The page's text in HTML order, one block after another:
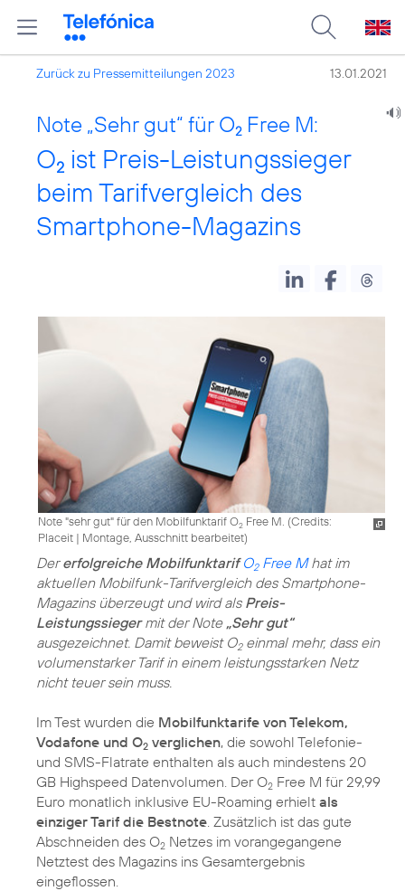
Zurück zu Pressemitteilungen 2023 13.01.2021
Note „Sehr gut“ für O2 Free M:
O2 ist Preis-Leistungssieger
beim Tarifvergleich des
Smartphone-Magazins
Note "sehr gut" für den Mobilfunktarif O2 Free M. (Credits:
Placeit | Montage, Ausschnitt bearbeitet)
Dererfolgreiche Mobilfunktarif O2Free Mhat im
aktuellen Mobilfunk-Tarifvergleich des Smartphone-
Magazins überzeugt und wird als Preis-
Leistungssiegermit der Note „Sehr gut“
ausgezeichnet. Damit beweist O2einmal mehr, dass ein
volumenstarker Tarif in einem leistungsstarken Netz
nicht teuer sein muss.
Im Test wurden die Mobilfunktarife von Telekom,
Vodafone und O2 verglichen, die sowohl Telefonie-
und SMS-Flatrate enthalten als auch mindestens 20
GB Highspeed Datenvolumen. Der O2 Free M für 29,99
Euro monatlich inklusive EU-Roaming erhielt als
einziger Tarif die Bestnote . Zusätzlich ist das gute
Abschneiden des O2 Netzes im vorangegangene
Netztest des Magazins ins Gesamtergebnis
eingeflossen.